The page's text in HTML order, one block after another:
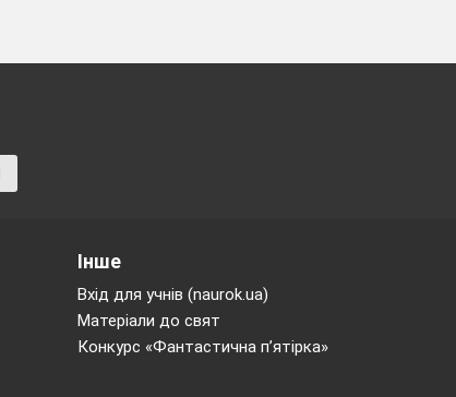
Інше
Вхід для учнів (naurok.ua)
Матеріали до свят
Конкурс «Фантастична п’ятірка»